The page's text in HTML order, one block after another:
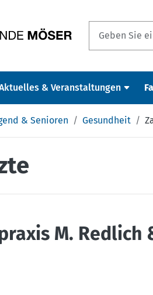
& Veranstaltungen
& Senioren Gesundheit
M. Redlich